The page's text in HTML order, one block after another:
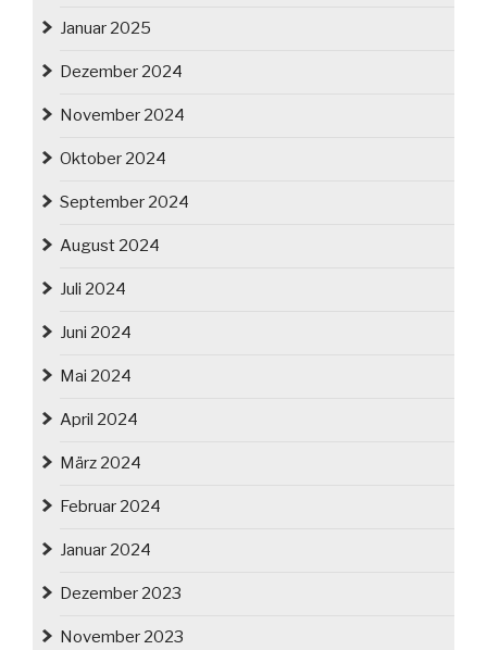
Januar 2025
Dezember 2024
November 2024
Oktober 2024
September 2024
August 2024
Juli 2024
Juni 2024
Mai 2024
April 2024
März 2024
Februar 2024
Januar 2024
Dezember 2023
November 2023